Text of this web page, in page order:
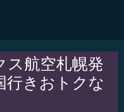
ス航空札幌発
行きおトクな